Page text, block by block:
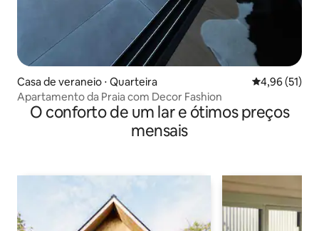
Casa de veraneio ⋅ Quarteira 4,96 de uma
4,96 (51)
Apartamento da Praia com Decor Fashion
O conforto de um lar e ótimos preços
mensais